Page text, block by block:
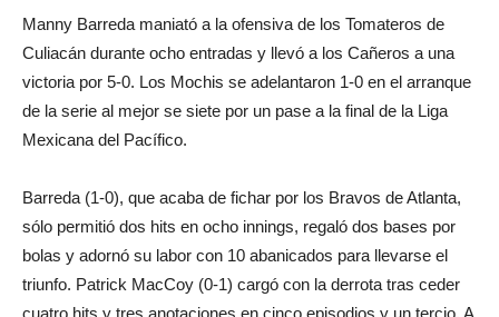
Manny Barreda maniató a la ofensiva de los Tomateros de
Culiacán durante ocho entradas y llevó a los Cañeros a una
victoria por 5-0. Los Mochis se adelantaron 1-0 en el arranque
de la serie al mejor se siete por un pase a la final de la Liga
Mexicana del Pacífico.
Barreda (1-0), que acaba de fichar por los Bravos de Atlanta,
sólo permitió dos hits en ocho innings, regaló dos bases por
bolas y adornó su labor con 10 abanicados para llevarse el
triunfo. Patrick MacCoy (0-1) cargó con la derrota tras ceder
cuatro hits y tres anotaciones en cinco episodios y un tercio. A